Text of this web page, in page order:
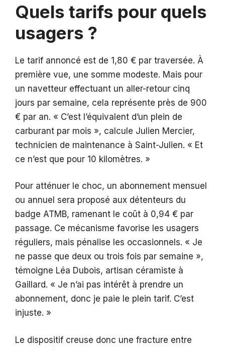
Quels tarifs pour quels
usagers ?
Le tarif annoncé est de 1,80 € par traversée. À
première vue, une somme modeste. Mais pour
un navetteur effectuant un aller-retour cinq
jours par semaine, cela représente près de 900
€ par an. « C’est l’équivalent d’un plein de
carburant par mois », calcule Julien Mercier,
technicien de maintenance à Saint-Julien. « Et
ce n’est que pour 10 kilomètres. »
Pour atténuer le choc, un abonnement mensuel
ou annuel sera proposé aux détenteurs du
badge ATMB, ramenant le coût à 0,94 € par
passage. Ce mécanisme favorise les usagers
réguliers, mais pénalise les occasionnels. « Je
ne passe que deux ou trois fois par semaine »,
témoigne Léa Dubois, artisan céramiste à
Gaillard. « Je n’ai pas intérêt à prendre un
abonnement, donc je paie le plein tarif. C’est
injuste. »
Le dispositif creuse donc une fracture entre